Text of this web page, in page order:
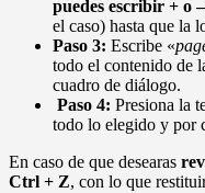
puedes escribir + o
el caso) hasta que la
Paso 3: Escribe «
todo el contenido de
cuadro de diálogo.
Paso 4: Presiona la
todo lo elegido y por
En caso de que desearas
Ctrl + Z, con lo que